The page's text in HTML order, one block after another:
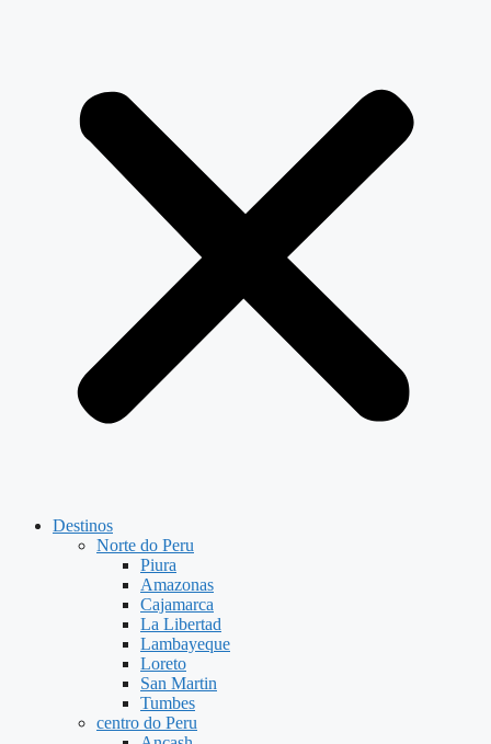
Destinos
Norte do Peru
Piura
Amazonas
Cajamarca
La Libertad
Lambayeque
Loreto
San Martin
Tumbes
centro do Peru